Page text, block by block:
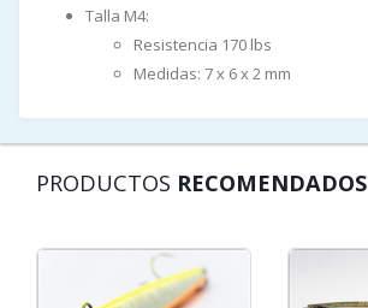
Talla M4:
Resistencia 170 lbs
Medidas: 7 x 6 x 2 mm
PRODUCTOS RECOMENDADOS